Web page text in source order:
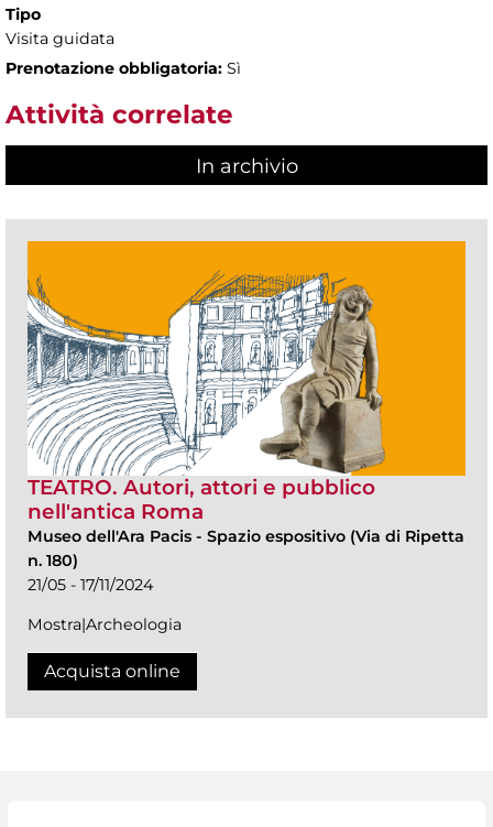
Tipo
Visita guidata
Prenotazione obbligatoria: Sì
Attività correlate
In archivio
TEATRO. Autori, attori e pubblico
nell'antica Roma
Museo dell'Ara Pacis - Spazio espositivo (Via di Ripetta
n. 180)
21/05 - 17/11/2024
Mostra|Archeologia
Acquista online